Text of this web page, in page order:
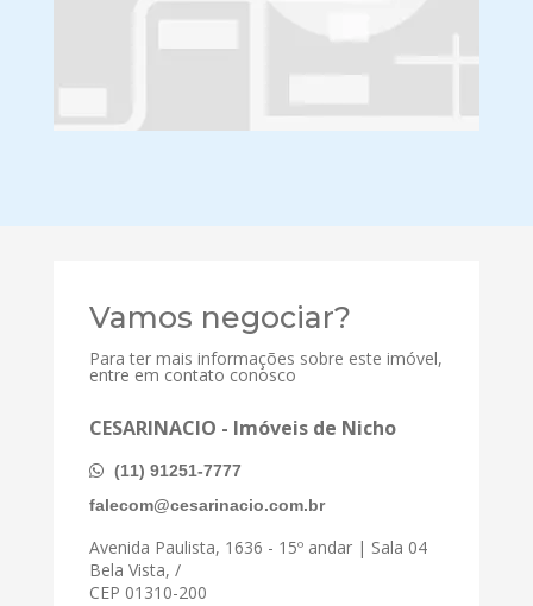
Vamos negociar?
Para ter mais informações sobre este imóvel,
entre em contato conosco
CESARINACIO - Imóveis de Nicho
(11) 91251-7777
falecom@cesarinacio.com.br
Avenida Paulista, 1636 - 15º andar | Sala 04
Bela Vista, /
CEP 01310-200